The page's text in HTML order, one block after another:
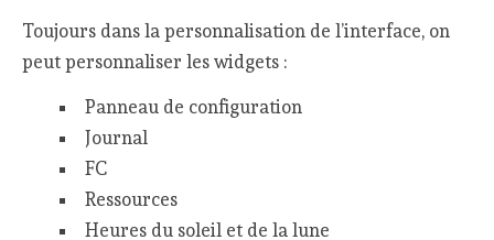
Toujours dans la personnalisation de l’interface, on
peut personnaliser les widgets :
Panneau de configuration
Journal
FC
Ressources
Heures du soleil et de la lune